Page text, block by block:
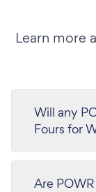
Learn more
Will any
Fours for
Are